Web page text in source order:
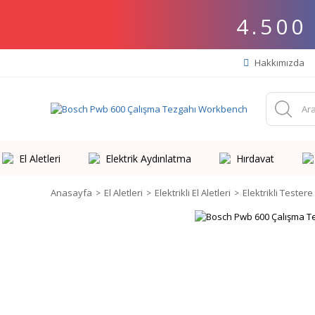
4.500
Hakkımızda
El Aletleri Elektrik Aydınlatma Hırdavat
Anasayfa El Aletleri Elektrikli El Aletleri Elektrikli Testere